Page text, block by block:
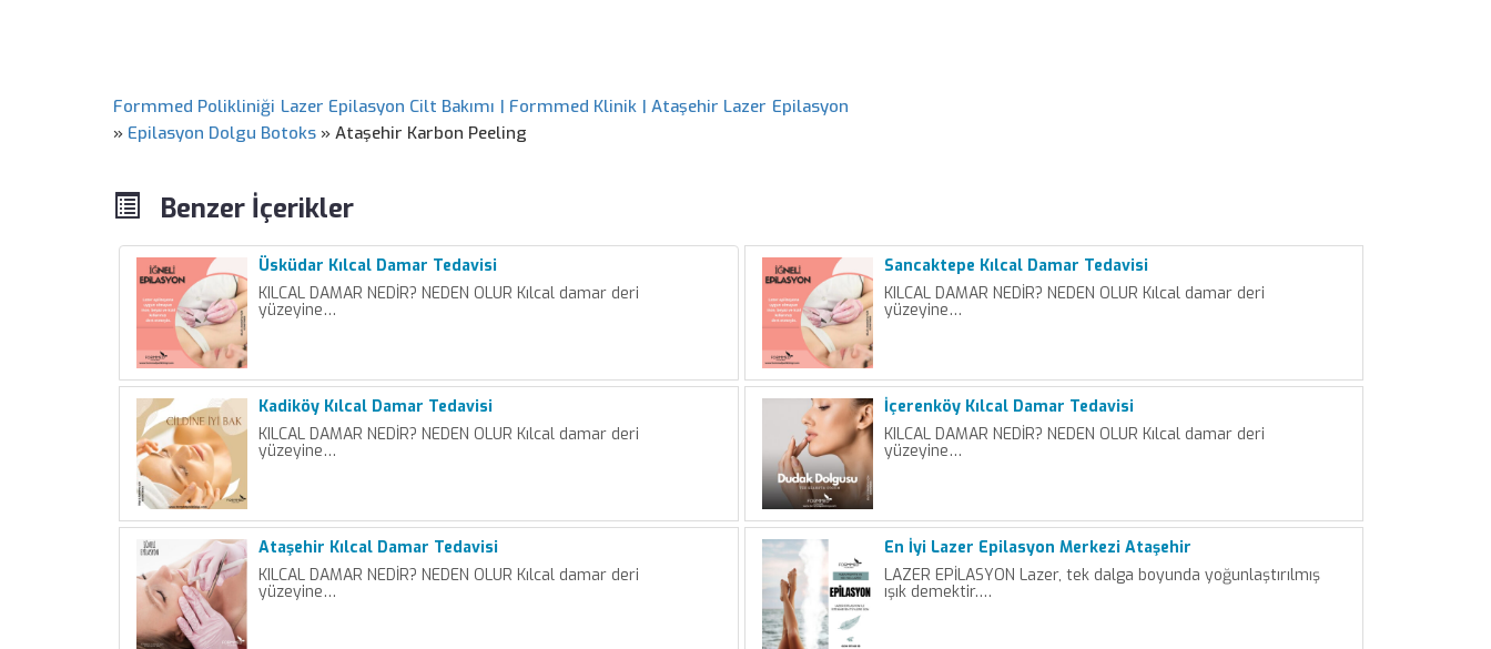
Formmed Polikliniği Lazer Epilasyon Cilt Bakımı | Formmed Klinik | Ataşehir Lazer Epilasyon
» Epilasyon Dolgu Botoks » Ataşehir Karbon Peeling
Benzer İçerikler
Üsküdar Kılcal Damar Tedavisi
KILCAL DAMAR NEDİR? NEDEN OLUR Kılcal damar deri
yüzeyine…
Sancaktepe Kılcal Damar Tedavisi
KILCAL DAMAR NEDİR? NEDEN OLUR Kılcal damar deri
yüzeyine…
Kadiköy Kılcal Damar Tedavisi
KILCAL DAMAR NEDİR? NEDEN OLUR Kılcal damar deri
yüzeyine…
İçerenköy Kılcal Damar Tedavisi
KILCAL DAMAR NEDİR? NEDEN OLUR Kılcal damar deri
yüzeyine…
Ataşehir Kılcal Damar Tedavisi
KILCAL DAMAR NEDİR? NEDEN OLUR Kılcal damar deri
yüzeyine…
En İyi Lazer Epilasyon Merkezi Ataşehir
LAZER EPİLASYON Lazer, tek dalga boyunda yoğunlaştırılmış
ışık demektir.…